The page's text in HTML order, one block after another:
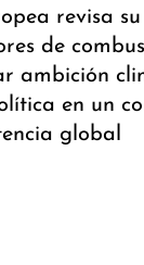
revisa
de
ambición
en un
global